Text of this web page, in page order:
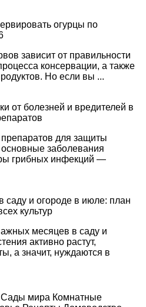
огурцы по
зависит от правильности
консервации, а также
Но если вы ...
от болезней и вредителей в
для защиты
заболевания
грибных инфекций —
саду и огороде в июле: план
культур
месяцев в саду и
активно растут,
а значит, нуждаются в
Сады мира Комнатные